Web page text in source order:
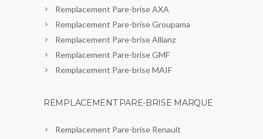
Remplacement Pare-brise AXA
Remplacement Pare-brise Groupama
Remplacement Pare-brise Allianz
Remplacement Pare-brise GMF
Remplacement Pare-brise MAIF
REMPLACEMENT PARE-BRISE MARQUE
Remplacement Pare-brise Renault